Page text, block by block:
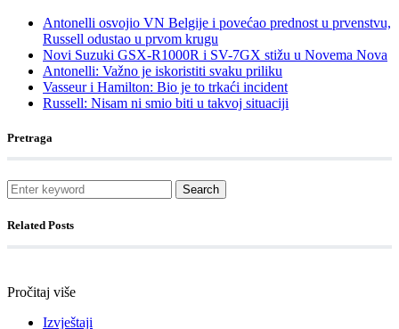
Antonelli osvojio VN Belgije i povećao prednost u prvenstvu,
Russell odustao u prvom krugu
Novi Suzuki GSX-R1000R i SV-7GX stižu u Novema Nova
Antonelli: Važno je iskoristiti svaku priliku
Vasseur i Hamilton: Bio je to trkaći incident
Russell: Nisam ni smio biti u takvoj situaciji
Pretraga
Search
Related Posts
Pročitaj više
Izvještaji